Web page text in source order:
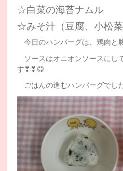
☆白菜の海苔ナムル
☆みそ汁（豆腐、小松菜
今日のハンバーグは、鶏肉と
ソースはオニオンソースにし
す❣❣😋
ごはんの進むハンバーグでし